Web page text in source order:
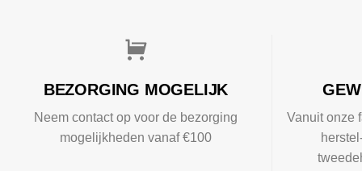
BEZORGING MOGELIJK
Neem contact op voor de bezorging
mogelijkheden vanaf €100
Vanuit onze